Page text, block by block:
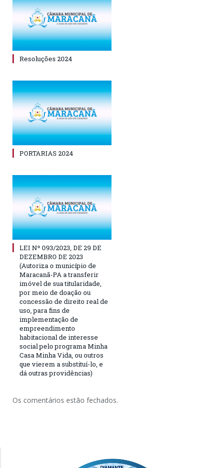
Resoluções 2024
PORTARIAS 2024
LEI Nº 093/2023, DE 29 DE
DEZEMBRO DE 2023
(Autoriza o município de
Maracanã-PA a transferir
imóvel de sua titularidade,
por meio de doação ou
concessão de direito real de
uso, para fins de
implementação de
empreendimento
habitacional de interesse
social pelo programa Minha
Casa Minha Vida, ou outros
que vierem a substituí-lo, e
dá outras providências)
Os comentários estão fechados.